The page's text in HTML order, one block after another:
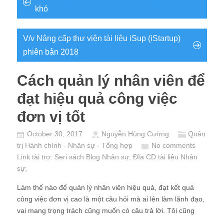
khó
V/v Nâng cấp thư viện tài liệu iSup (iStartup)
phiên bản 2018
Cách quản lý nhân viên để
đạt hiệu quả công việc
đơn vị tốt
October 30, 2017 Nguyễn Hùng Cường
Quản
trị Hành chính - Nhân sự - Tổng hợp
No comments
Link tài trợ: Seri sách Blog Nhân sự; Đĩa CD tài liệu Nhân
sự;
Làm thế nào để quản lý nhân viên hiệu quả, đạt kết quả
công việc đơn vị cao là một câu hỏi mà ai lên làm lãnh đạo,
vai mang trọng trách cũng muốn có câu trả lời. Tôi cũng